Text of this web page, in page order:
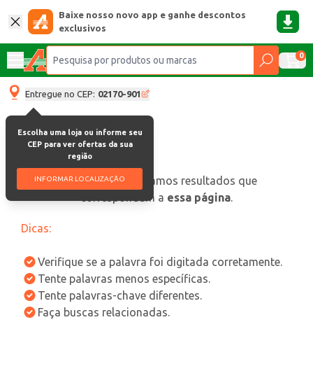
Baixe nosso novo app e ganhe descontos
exclusivos
0
Entregue no CEP: 02170-901
Escolha uma loja ou informe seu
CEP para ver ofertas da sua
região
INFORMAR LOCALIZAÇÃO
oops, não encontramos resultados que
correspondam a essa página.
Dicas:
Verifique se a palavra foi digitada corretamente.
Tente palavras menos específicas.
Tente palavras-chave diferentes.
Faça buscas relacionadas.